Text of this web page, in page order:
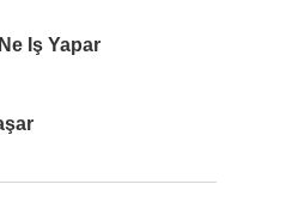
Iş Yapar